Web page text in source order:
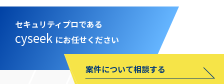
セキュリティプロである
cyseek にお任せください
案件について相談する